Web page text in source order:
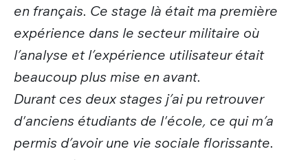
en français. Ce stage là était ma première
expérience dans le secteur militaire où
l’analyse et l’expérience utilisateur était
beaucoup plus mise en avant.
Durant ces deux stages j’ai pu retrouver
d'anciens étudiants de l'école, ce qui m’a
permis d’avoir une vie sociale florissante.